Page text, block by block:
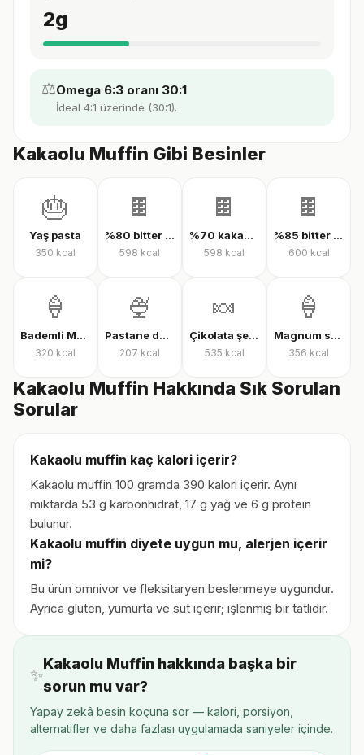
2g
⚖️Omega 6:3 oranı 30:1
İdeal 4:1 üzerinde (30:1).
Kakaolu Muffin Gibi Besinler
🎂
Yaş pasta
350 kcal
🍫
%80 bitter çikolata
598 kcal
🍫
%70 kakaolu bitter çikolata
598 kcal
🍫
%85 bitter çikolata
600 kcal
🍦
Bademli Magnum dondurma
320 kcal
🍨
Pastane dondurması
207 kcal
🍬
Çikolata şekeri
535 kcal
🍦
Magnum sandviç bademli dondurma
356 kcal
Kakaolu Muffin Hakkında Sık Sorulan
Sorular
Kakaolu muffin kaç kalori içerir?
Kakaolu muffin 100 gramda 390 kalori içerir. Aynı
miktarda 53 g karbonhidrat, 17 g yağ ve 6 g protein
bulunur.
Kakaolu muffin diyete uygun mu, alerjen içerir
mi?
Bu ürün omnivor ve fleksitaryen beslenmeye uygundur.
Ayrıca gluten, yumurta ve süt içerir; işlenmiş bir tatlıdır.
✨
Kakaolu Muffin hakkında başka bir
sorun mu var?
Yapay zekâ besin koçuna sor — kalori, porsiyon,
alternatifler ve daha fazlası uygulamada saniyeler içinde.